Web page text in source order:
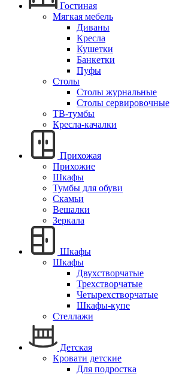
Гостиная
Мягкая мебель
Диваны
Кресла
Кушетки
Банкетки
Пуфы
Столы
Столы журнальные
Столы сервировочные
ТВ-тумбы
Кресла-качалки
Прихожая
Прихожие
Шкафы
Тумбы для обуви
Скамьи
Вешалки
Зеркала
Шкафы
Шкафы
Двухстворчатые
Трехстворчатые
Четырехстворчатые
Шкафы-купе
Стеллажи
Детская
Кровати детские
Для подростка